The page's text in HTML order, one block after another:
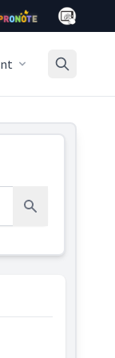
Mon
Rechercher